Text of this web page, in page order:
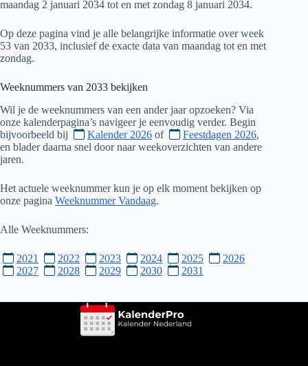
maandag 2 januari 2034 tot en met zondag 8 januari 2034.
Op deze pagina vind je alle belangrijke informatie over week
53 van 2033, inclusief de exacte data van maandag tot en met
zondag.
Weeknummers van 2033 bekijken
Wil je de weeknummers van een ander jaar opzoeken? Via
onze kalenderpagina’s navigeer je eenvoudig verder. Begin
bijvoorbeeld bij
Kalender 2026 of Feestdagen 2026,
en blader daarna snel door naar weekoverzichten van andere
jaren.
Het actuele weeknummer kun je op elk moment bekijken op
onze pagina Weeknummer Vandaag.
Alle Weeknummers:
2021 2022 2023 2024 2025
2026
2027
2028 2029 2030 2031